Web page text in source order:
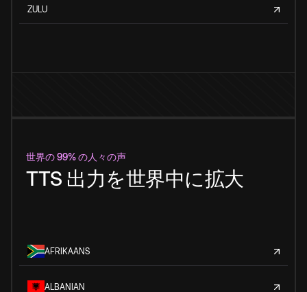
ZULU
世界の 99% の人々の声
TTS 出力を世界中に拡大
AFRIKAANS
ALBANIAN